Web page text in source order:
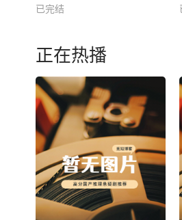
未知
已完结
正在热播